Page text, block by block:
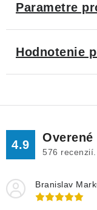
Parametre
Hodnotenie
4.9
576 recenzií.
Branislav